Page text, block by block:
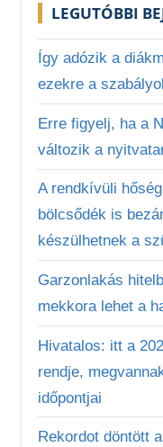
LEGUTÓBBI
Így adózik a
ezekre a
Erre figyelj, ha a
változik a
A rendkívüli
bölcsődék is
készülhetnek a
Garzonlakás
mekkora lehet a
Hivatalos: itt a
rendje,
időpontjai
Rekordot döntött